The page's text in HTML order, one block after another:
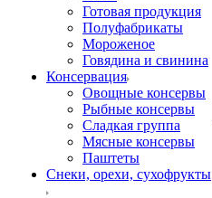
Готовая продукция
Полуфабрикаты
Мороженое
Говядина и свинина
Консервация
Овощные консервы
Рыбные консервы
Сладкая группа
Мясные консервы
Паштеты
Снеки, орехи, сухофрукты